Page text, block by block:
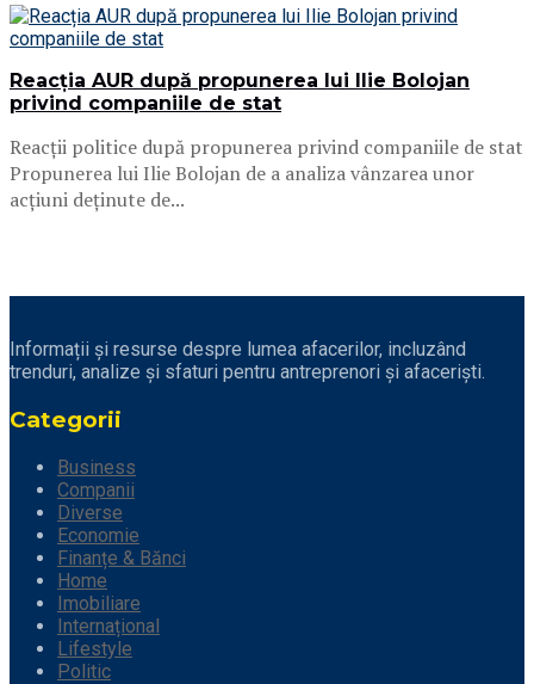
Reacția AUR după propunerea lui Ilie Bolojan
privind companiile de stat
Reacții politice după propunerea privind companiile de stat
Propunerea lui Ilie Bolojan de a analiza vânzarea unor
acțiuni deținute de...
Informații și resurse despre lumea afacerilor, incluzând
trenduri, analize și sfaturi pentru antreprenori și afaceriști.
Categorii
Business
Companii
Diverse
Economie
Finanțe & Bănci
Home
Imobiliare
Internațional
Lifestyle
Politic